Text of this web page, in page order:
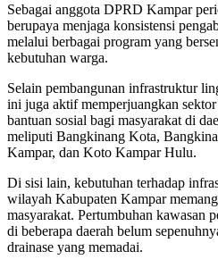
Sebagai anggota DPRD Kampar
berupaya menjaga konsistensi
melalui berbagai program yang
kebutuhan warga.
Selain pembangunan infrastruktur
ini juga aktif memperjuangkan
bantuan sosial bagi masyarakat di
meliputi Bangkinang Kota,
Kampar, dan Koto Kampar Hulu.
Di sisi lain, kebutuhan terhadap
wilayah Kabupaten Kampar
masyarakat. Pertumbuhan kawasan
di beberapa daerah belum
drainase yang memadai.